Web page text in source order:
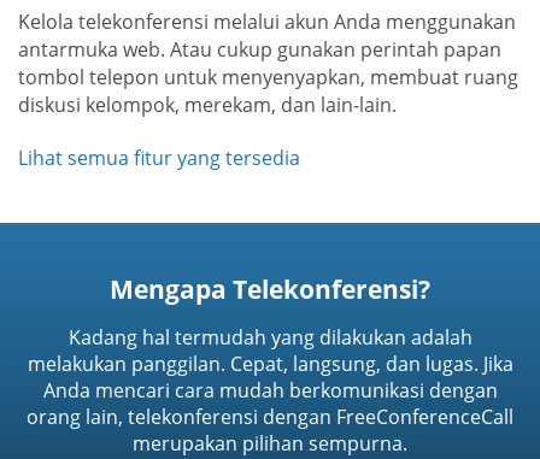
Kelola telekonferensi melalui akun Anda menggunakan
antarmuka web. Atau cukup gunakan perintah papan
tombol telepon untuk menyenyapkan, membuat ruang
diskusi kelompok, merekam, dan lain-lain.
Lihat semua fitur yang tersedia
Mengapa Telekonferensi?
Kadang hal termudah yang dilakukan adalah
melakukan panggilan. Cepat, langsung, dan lugas. Jika
Anda mencari cara mudah berkomunikasi dengan
orang lain, telekonferensi dengan FreeConferenceCall
merupakan pilihan sempurna.